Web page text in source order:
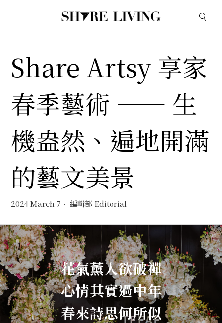
Share Artsy 享家
春季藝術 —— 生
機盎然、遍地開滿
的藝文美景
2024 March 7 編輯部 Editorial
花氣薰人欲破禪
心情其實過中年
春來詩思何所似